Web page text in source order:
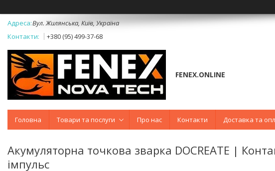
Вул. Жилянська, Київ, Україна
+380 (95) 499-37-68
FENEX.ONLINE
Головна Товари та послуги Про нас Контакти Доставка та
Акумуляторна точкова зварка DOCREATE |
імпульс